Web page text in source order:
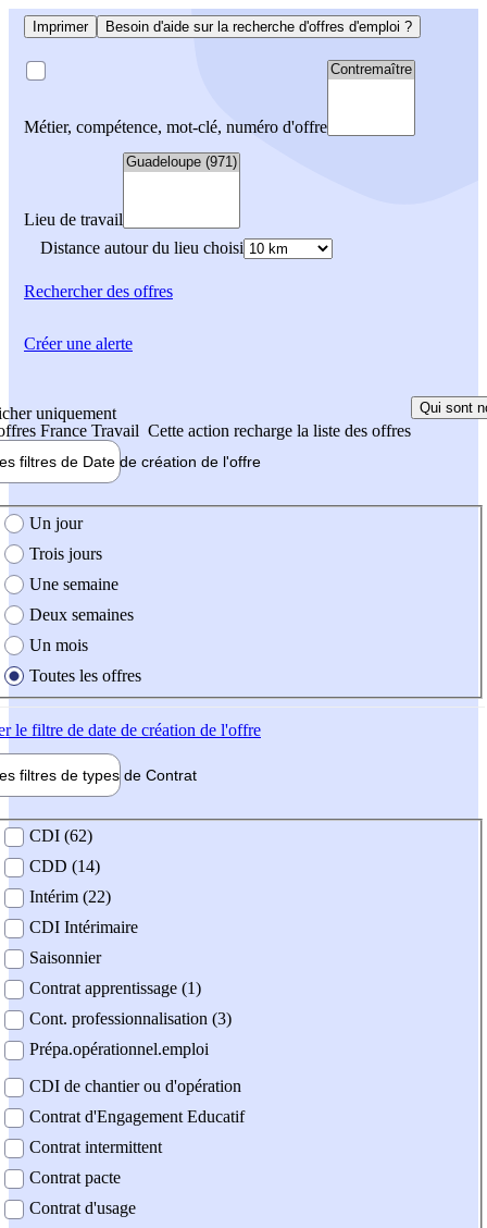
Imprimer Besoin d'aide sur la recherche d'offres d'emploi ?
Métier, compétence, mot-clé, numéro d'offre
Lieu de travail
Distance autour du lieu choisi
Rechercherdes offres
uniquement
France Travail Cette action recharge la liste des offres
Qui sont
filtres de Date de création de l'offre
création de l'offre
Un jour
Trois jours
Une semaine
Deux semaines
Un mois
Toutes les offres
le filtre de date de création de l'offre
filtres de types de Contrat
contrat
CDI (62)
CDD (14)
Intérim (22)
CDI Intérimaire
Saisonnier
Contrat apprentissage (1)
Cont. professionnalisation (3)
Prépa.opérationnel.emploi
CDI de chantier ou d'opération
Contrat d'Engagement Educatif
Contrat intermittent
Contrat pacte
Contrat d'usage
Créer une alerte